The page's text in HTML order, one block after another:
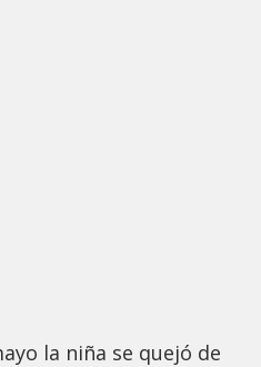
la niña se quejó de